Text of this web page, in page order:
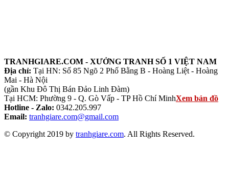
TRANHGIARE.COM - XƯỞNG TRANH SỐ 1 VIỆT NAM
Địa chỉ: Tại HN: Số 85 Ngõ 2 Phố Bằng B - Hoàng Liệt - Hoàng
Mai - Hà Nội
(gần Khu Đô Thị Bán Đảo Linh Đàm)
Tại HCM: Phường 9 - Q. Gò Vấp - TP Hồ Chí MinhXem bản đồ
Hotline - Zalo: 0342.205.997
Email: tranhgiare.com@gmail.com
© Copyright 2019 by tranhgiare.com. All Rights Reserved.